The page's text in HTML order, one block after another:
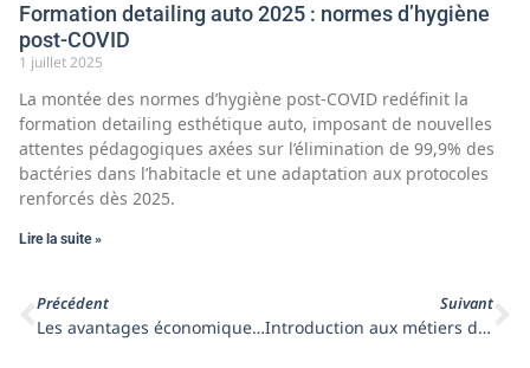
Formation detailing auto 2025 : normes d’hygiène
post-COVID
1 juillet 2025
La montée des normes d’hygiène post-COVID redéfinit la
formation detailing esthétique auto, imposant de nouvelles
attentes pédagogiques axées sur l’élimination de 99,9% des
bactéries dans l’habitacle et une adaptation aux protocoles
renforcés dès 2025.
Lire la suite »
Précédent
Les avantages économiques de la pose de films solaires automobiles
Suivant
Introduction aux métiers du detailing automobile